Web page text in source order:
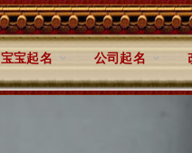
宝宝起名 公司起名